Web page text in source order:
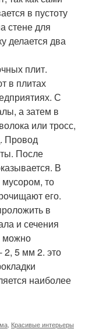
в пустоту
стене для
делается два
плит.
в плитах
С
а затем в
или тросс,
Провод
После
В
мусором, то
его.
в
и сечения
можно
2, 5 мм 2. это
наиболее
Красивые интерьеры